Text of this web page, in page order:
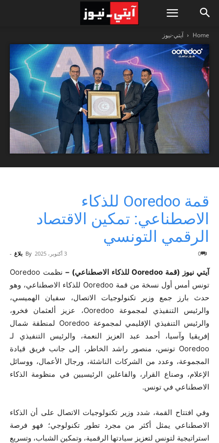
Home آيتي-نيوز
قمة Ooredoo للذكاء
الاصطناعي: تمكين الاقتصاد
الرقمي التونسي
By بلاغ - 3 أكتوبر، 2025 0
آيتي نيوز (قمة Ooredoo للذكاء الاصطناعي) –
نظمت Ooredoo
تونس أمس أول نسخة من قمة Ooredoo للذكاء الاصطناعي، وهو
حدث بارز جمع وزير تكنولوجيات الاتصال، سفيان الهميسي،
والرئيس التنفيذي لمجموعة Ooredoo، عزيز ألعثمان فخرو،
والرئيس التنفيذي الإقليمي لمجموعة Ooredoo لمنطقة شمال
إفريقيا وآسيا، أحمد عبد العزيز النعمة، والرئيس التنفيذي لـ
Ooredoo تونس، منصور راشد الخاطر، إلى جانب فريق قيادة
المجموعة، وعدد من الشركات الناشئة، ورجال الأعمال، ووسائل
الإعلام، وصناع القرار، والفاعلين الرئيسيين في منظومة الذكاء
الاصطناعي في تونس.
وفي افتتاح القمة، شدد وزير تكنولوجيات الاتصال على أن الذكاء
الاصطناعي يمثل أكثر من مجرد تطور تكنولوجي؛ فهو فرصة
استراتيجية لتونس لتعزيز سيادتها الرقمية، وتمكين الشباب، وتسريع